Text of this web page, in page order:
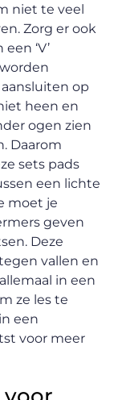
niet te veel
Zorg er ook
‘V’
op
heen en
ogen zien
Daarom
sets pads
een lichte
moet je
geven
Deze
vallen en
in een
ze les te
een
voor meer